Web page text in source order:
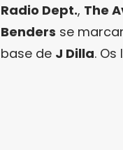
Radio Dept., The
Benders se
base de J Dilla.